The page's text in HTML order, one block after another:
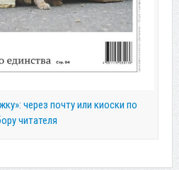
через почту или киоски по
читателя